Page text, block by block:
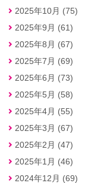
2025年10月 (75)
2025年9月 (61)
2025年8月 (67)
2025年7月 (69)
2025年6月 (73)
2025年5月 (58)
2025年4月 (55)
2025年3月 (67)
2025年2月 (47)
2025年1月 (46)
2024年12月 (69)